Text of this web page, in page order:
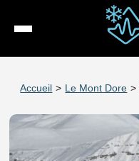
Accueil > Le Mont Dore >